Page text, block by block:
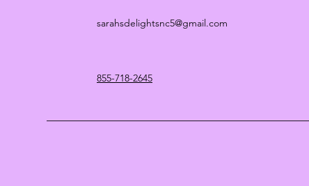
sarahsdelightsnc5@gmail.com
855-718-2645